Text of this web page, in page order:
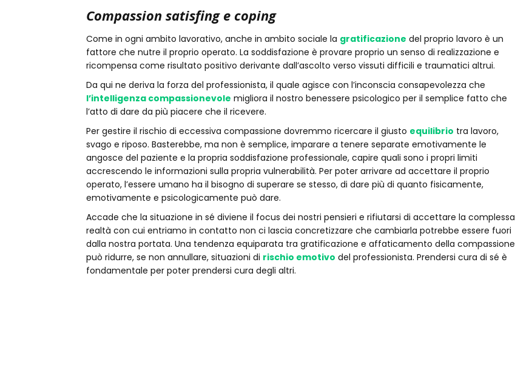
Compassion satisfing e coping
Come in ogni ambito lavorativo, anche in ambito sociale la gratificazione del proprio lavoro è un
fattore che nutre il proprio operato. La soddisfazione è provare proprio un senso di realizzazione e
ricompensa come risultato positivo derivante dall’ascolto verso vissuti difficili e traumatici altrui.
Da qui ne deriva la forza del professionista, il quale agisce con l’inconscia consapevolezza che
l’intelligenza compassionevole migliora il nostro benessere psicologico per il semplice fatto che
l’atto di dare da più piacere che il ricevere.
Per gestire il rischio di eccessiva compassione dovremmo ricercare il giusto equilibrio tra lavoro,
svago e riposo. Basterebbe, ma non è semplice, imparare a tenere separate emotivamente le
angosce del paziente e la propria soddisfazione professionale, capire quali sono i propri limiti
accrescendo le informazioni sulla propria vulnerabilità. Per poter arrivare ad accettare il proprio
operato, l’essere umano ha il bisogno di superare se stesso, di dare più di quanto fisicamente,
emotivamente e psicologicamente può dare.
Accade che la situazione in sé diviene il focus dei nostri pensieri e rifiutarsi di accettare la complessa
realtà con cui entriamo in contatto non ci lascia concretizzare che cambiarla potrebbe essere fuori
dalla nostra portata. Una tendenza equiparata tra gratificazione e affaticamento della compassione
può ridurre, se non annullare, situazioni di rischio emotivo del professionista. Prendersi cura di sé è
fondamentale per poter prendersi cura degli altri.